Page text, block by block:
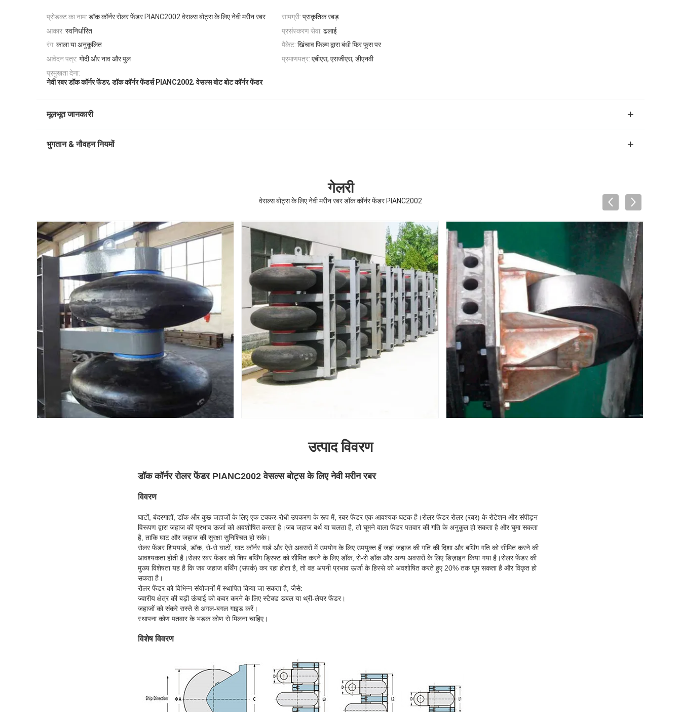
प्रोडक्ट का नाम: डॉक कॉर्नर रोलर फेंडर PIANC2002 वेसल्स बोट्स के लिए नेवी मरीन रबर सामग्री: प्राकृतिक रबड़
आकार: स्वनिर्धारित प्रसंस्करण सेवा: ढलाई
रंग: काला या अनुकूलित पैकेट: खिंचाव फिल्म द्वारा बंधी फिर फूस पर
आवेदन पत्र: गोदी और नाव और पुल प्रमाणपत्र: एबीएस, एसजीएस, डीएनवी
प्रमुखता देना:
नेवी रबर डॉक कॉर्नर फेंडर,डॉक कॉर्नर फेंडर्स PIANC2002,वेसल्स बोट बोट कॉर्नर फेंडर
मूलभूत जानकारी
भुगतान & नौवहन नियमों
गेलरी
वेसल्स बोट्स के लिए नेवी मरीन रबर डॉक कॉर्नर फेंडर PIANC2002
उत्पाद विवरण
डॉक कॉर्नर रोलर फेंडर PIANC2002 वेसल्स बोट्स के लिए नेवी मरीन रबर
विवरण
घाटों, बंदरगाहों, डॉक और कुछ जहाजों के लिए एक टक्कर-रोधी उपकरण के रूप में, रबर फेंडर एक आवश्यक घटक है।रोलर फेंडर रोलर (रबर) के रोटेशन और संपीड़न
विरूपण द्वारा जहाज की प्रभाव ऊर्जा को अवशोषित करता है।जब जहाज बर्थ या चलता है, तो घूमने वाला फेंडर पतवार की गति के अनुकूल हो सकता है और घुमा सकता
है, ताकि घाट और जहाज की सुरक्षा सुनिश्चित हो सके।
रोलर फेंडर शिपयार्ड, डॉक, रो-रो घाटों, घाट कॉर्नर गार्ड और ऐसे अवसरों में उपयोग के लिए उपयुक्त हैं जहां जहाज की गति की दिशा और बर्थिंग गति को सीमित करने की
आवश्यकता होती है।रोलर रबर फेंडर को शिप बर्थिंग ड्रिफ्ट को सीमित करने के लिए डॉक, रो-रो डॉक और अन्य अवसरों के लिए डिज़ाइन किया गया है।रोलर फेंडर की
मुख्य विशेषता यह है कि जब जहाज बर्थिंग (संपर्क) कर रहा होता है, तो वह अपनी प्रभाव ऊर्जा के हिस्से को अवशोषित करते हुए 20% तक घूम सकता है और विकृत हो
सकता है।
रोलर फेंडर को विभिन्न संयोजनों में स्थापित किया जा सकता है, जैसे:
ज्वारीय क्षेत्र की बड़ी ऊंचाई को कवर करने के लिए स्टैक्ड डबल या थ्री-लेयर फेंडर।
जहाजों को संकरे रास्ते से अगल-बगल गाइड करें।
स्थापना कोण पतवार के भड़क कोण से मिलना चाहिए।
विशेष विवरण